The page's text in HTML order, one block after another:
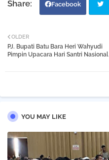
Facebook
tter
OLDER
PJ. Bupati Batu Bara Heri Wahyudi
Pimpin Upacara Hari Santri Nasional
YOU MAY LIKE